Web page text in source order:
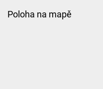
Poloha na mapě